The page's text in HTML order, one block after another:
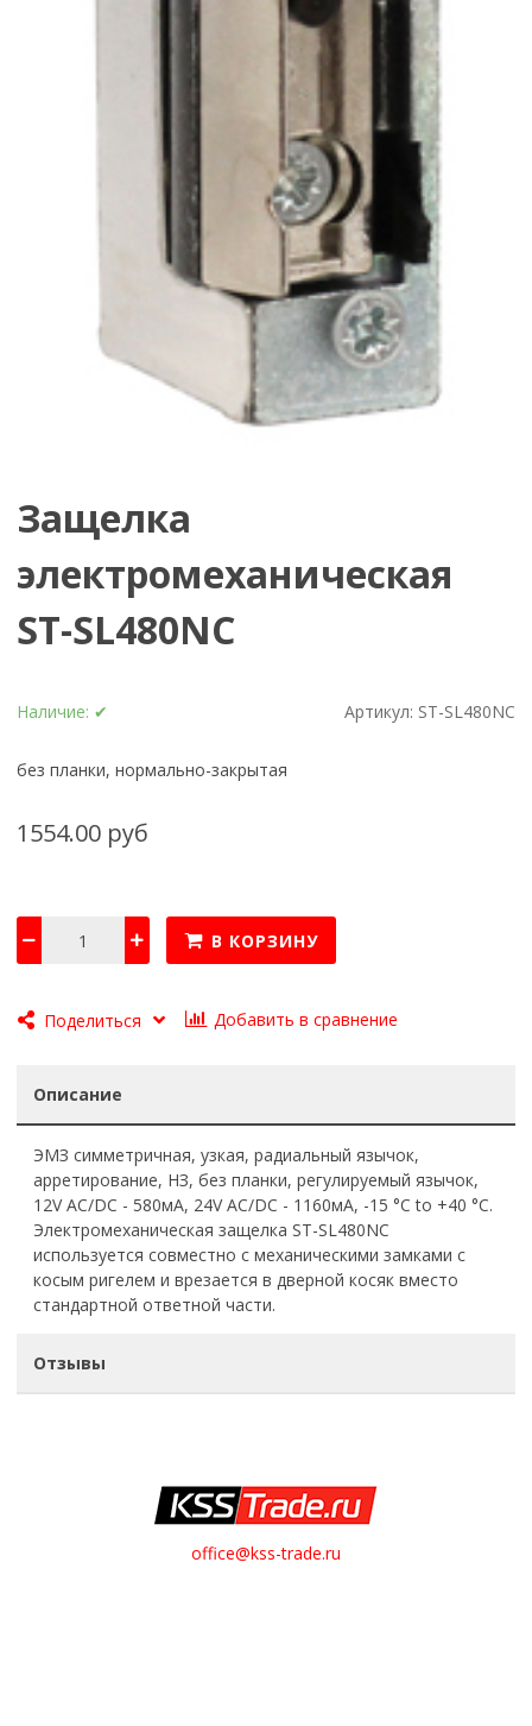
Защелка
электромеханическая
ST-SL480NC
Наличие: ✔ Артикул: ST-SL480NC
без планки, нормально-закрытая
1554.00 руб
В КОРЗИНУ
Поделиться Добавить в сравнение
Описание
ЭМЗ симметричная, узкая, радиальный язычок,
арретирование, HЗ, без планки, регулируемый язычок,
12V AC/DC - 580мА, 24V AC/DC - 1160мА, -15 °C to +40 °C.
Электромеханическая защелка ST-SL480NC
используется совместно с механическими замками с
косым ригелем и врезается в дверной косяк вместо
стандартной ответной части.
Отзывы
office@kss-trade.ru